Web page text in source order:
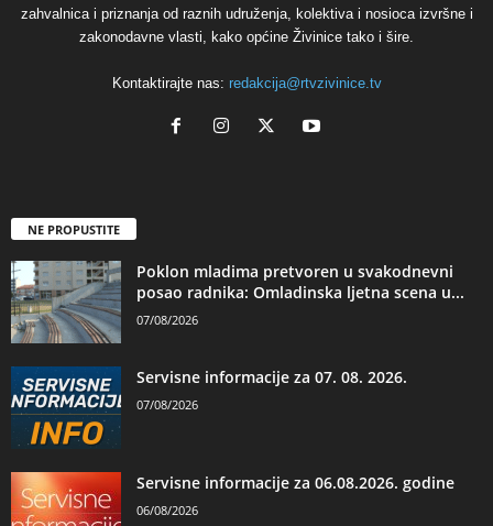
zahvalnica i priznanja od raznih udruženja, kolektiva i nosioca izvršne i
zakonodavne vlasti, kako općine Živinice tako i šire.
Kontaktirajte nas: redakcija@rtvzivinice.tv
NE PROPUSTITE
Poklon mladima pretvoren u svakodnevni
posao radnika: Omladinska ljetna scena u...
07/08/2026
Servisne informacije za 07. 08. 2026.
07/08/2026
Servisne informacije za 06.08.2026. godine
06/08/2026